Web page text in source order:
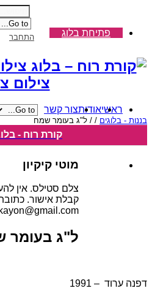
פתיחת בלוג התחבר
צילום
ראשיאודותצור קשר
בננות - בלוגים /
/ ל"ג בעומר שמח
קורת רוח -
מוטי קיקיון
צלם סטילס. אין
קבלת אישור.
ל"ג בעומר
דפנה ערוד – 1991